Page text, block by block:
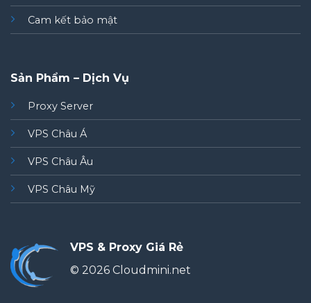
Cam kết bảo mật
Sản Phẩm – Dịch Vụ
Proxy Server
VPS Châu Á
VPS Châu Âu
VPS Châu Mỹ
VPS & Proxy Giá Rẻ
© 2026 Cloudmini.net